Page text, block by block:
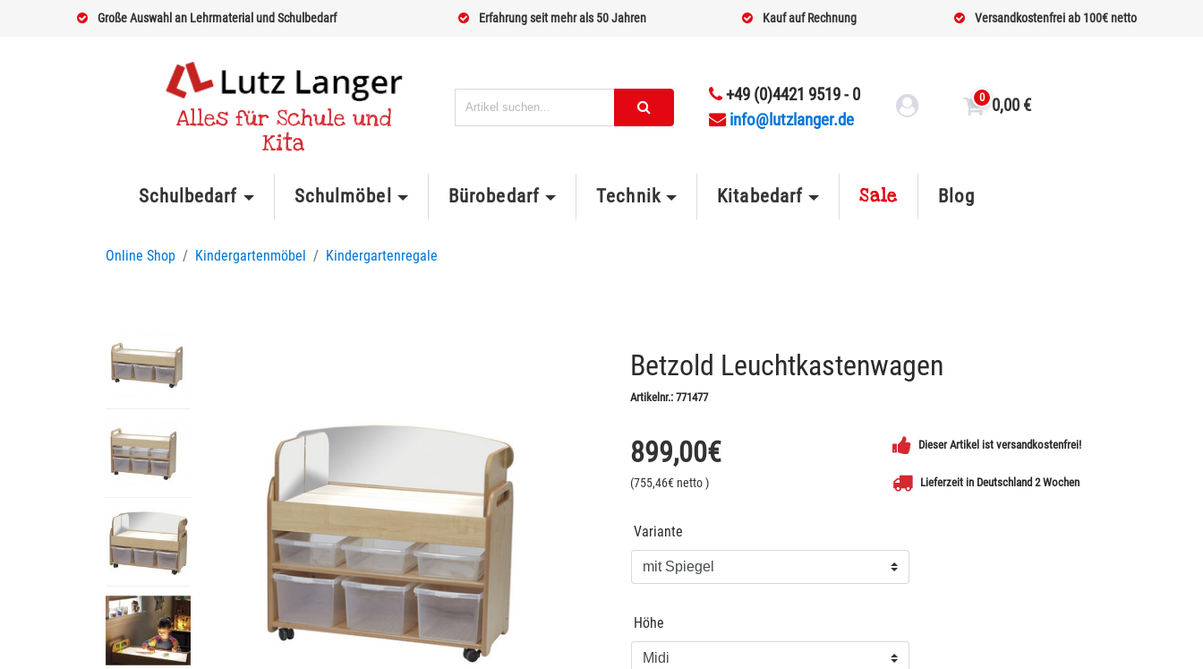
Große Auswahl an Lehrmaterial und Schulbedarf Erfahrung seit mehr als 50 Jahren Kauf auf Rechnung Versandkostenfrei ab 100€ netto
Alles für Schule und
Kita
+49 (0)4421 9519 - 0
info@lutzlanger.de
0 0,00 €
Schulbedarf Schulmöbel Bürobedarf Technik Kitabedarf Sale Blog
Online Shop Kindergartenmöbel Kindergartenregale
Betzold Leuchtkastenwagen
Artikelnr.: 771477
899,00€
(755,46€ netto)
Dieser Artikel ist versandkostenfrei!
Lieferzeit in Deutschland 2 Wochen
Variante
Höhe